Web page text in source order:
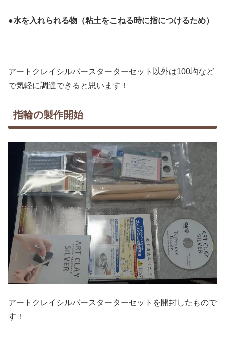
●水を入れられる物（粘土をこねる時に指につけるため）
アートクレイシルバースターターセット以外は100均など
で気軽に調達できると思います！
指輪の製作開始
アートクレイシルバースターターセットを開封したもので
す！